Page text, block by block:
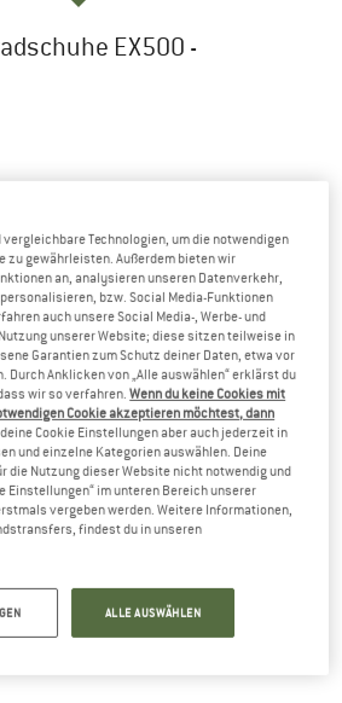
EX500 -
vergleichbare Technologien, um die notwendigen
zu gewährleisten. Außerdem bieten wir
an, analysieren unseren Datenverkehr,
bzw. Social Media-Funktionen
auch unsere Social Media-, Werbe- und
unserer Website; diese sitzen teilweise in
Garantien zum Schutz deiner Daten, etwa vor
Durch Anklicken von „Alle auswählen“ erklärst du
wir so verfahren.Wenn du keine Cookies mit
Cookie akzeptieren möchtest, dann
deine Cookie Einstellungen aber auch jederzeit in
und einzelne Kategorien auswählen. Deine
die Nutzung dieser Website nicht notwendig und
Einstellungen“ im unteren Bereich unserer
vergeben werden. Weitere Informationen,
findest du in unseren
ALLE AUSWÄHLEN